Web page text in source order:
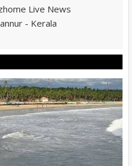
Live News
- Kerala